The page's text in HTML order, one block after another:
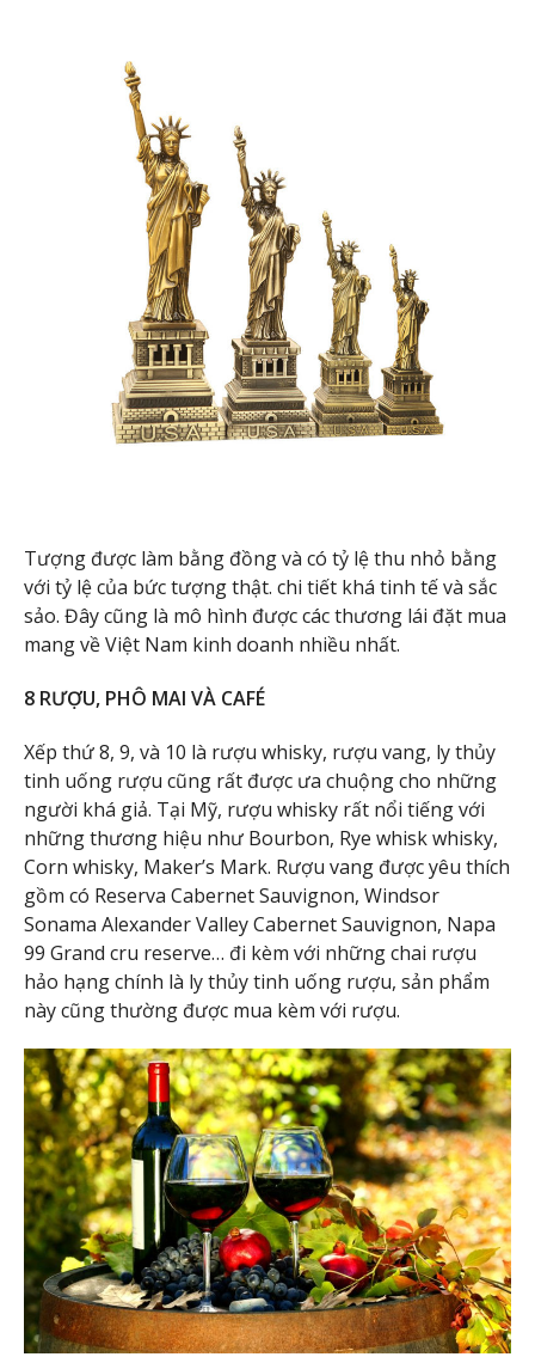
Tượng được làm bằng đồng và có tỷ lệ thu nhỏ bằng
với tỷ lệ của bức tượng thật. chi tiết khá tinh tế và sắc
sảo. Đây cũng là mô hình được các thương lái đặt mua
mang về Việt Nam kinh doanh nhiều nhất.
8 RƯỢU, PHÔ MAI VÀ CAFÉ
Xếp thứ 8, 9, và 10 là rượu whisky, rượu vang, ly thủy
tinh uống rượu cũng rất được ưa chuộng cho những
người khá giả. Tại Mỹ, rượu whisky rất nổi tiếng với
những thương hiệu như Bourbon, Rye whisk whisky,
Corn whisky, Maker’s Mark. Rượu vang được yêu thích
gồm có Reserva Cabernet Sauvignon, Windsor
Sonama Alexander Valley Cabernet Sauvignon, Napa
99 Grand cru reserve… đi kèm với những chai rượu
hảo hạng chính là ly thủy tinh uống rượu, sản phẩm
này cũng thường được mua kèm với rượu.